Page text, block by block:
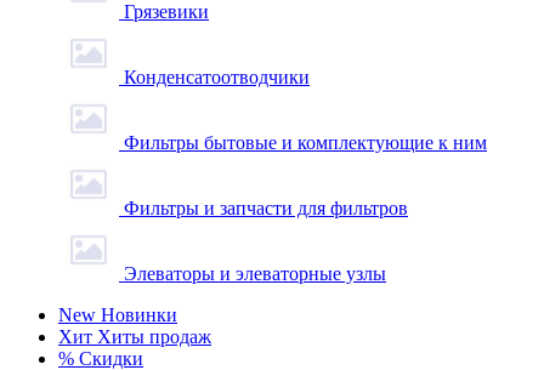
Грязевики
Конденсатоотводчики
Фильтры бытовые и комплектующие к ним
Фильтры и запчасти для фильтров
Элеваторы и элеваторные узлы
New Новинки
Хит Хиты продаж
% Скидки